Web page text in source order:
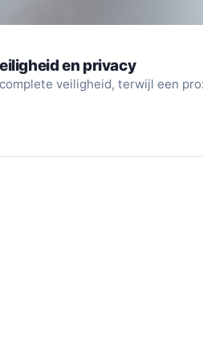
en privacy
veiligheid, terwijl een